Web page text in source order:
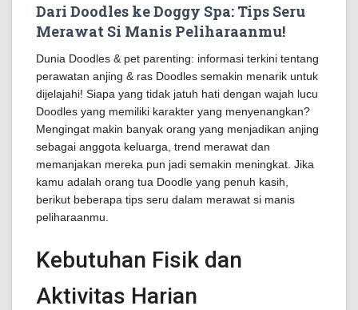
Dari Doodles ke Doggy Spa: Tips Seru
Merawat Si Manis Peliharaanmu!
Dunia Doodles & pet parenting: informasi terkini tentang
perawatan anjing & ras Doodles semakin menarik untuk
dijelajahi! Siapa yang tidak jatuh hati dengan wajah lucu
Doodles yang memiliki karakter yang menyenangkan?
Mengingat makin banyak orang yang menjadikan anjing
sebagai anggota keluarga, trend merawat dan
memanjakan mereka pun jadi semakin meningkat. Jika
kamu adalah orang tua Doodle yang penuh kasih,
berikut beberapa tips seru dalam merawat si manis
peliharaanmu.
Kebutuhan Fisik dan
Aktivitas Harian